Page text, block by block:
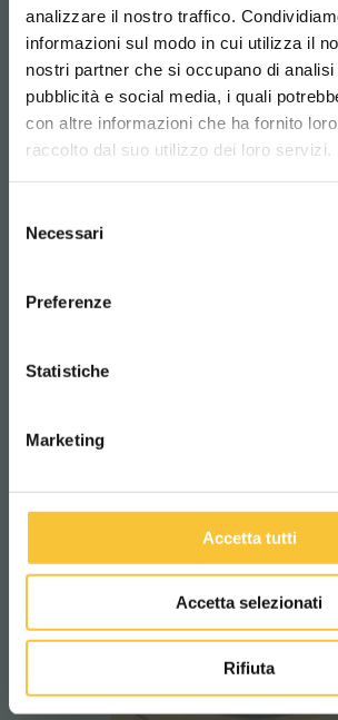
analizzare il nostro traffico.
informazioni sul modo in cui utilizza il
nostri partner che si occupano di analisi
pubblicità e social media, i quali
con altre informazioni che ha fornito
raccolto dal suo utilizzo dei loro servizi.
delNecessari
Preferenze
Statistiche
Marketing
Accetta tutti
Accetta selezionati
Rifiuta
industriales donde es
2032 m
Scegli il paese in cui ti
lingua per una migliore
navigazione